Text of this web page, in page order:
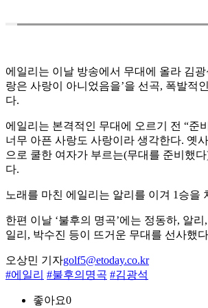
에일리는 이날 방송에서 무대에 올라 김
랑은 사랑이 아니었음을’을 선곡, 폭발적
다.
에일리는 본격적인 무대에 오르기 전 “준
너무 아픈 사랑도 사랑이라 생각한다. 옛
으로 쿨한 여자가 부르는(무대를 준비했
다.
노래를 마친 에일리는 알리를 이겨 1승을
한편 이날 ‘불후의 명곡’에는 정동하, 알리
일리, 박수진 등이 뜨거운 무대를 선사했
오상민 기자golf5@etoday.co.kr
#에일리 #불후의명곡 #김광석
좋아요0